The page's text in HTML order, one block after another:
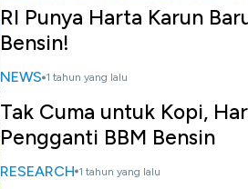
RI Punya Harta Karun
Bensin!
NEWS 1 tahun yang lalu
Tak Cuma untuk Kopi,
Pengganti BBM Bensin
RESEARCH 1 tahun yang lalu